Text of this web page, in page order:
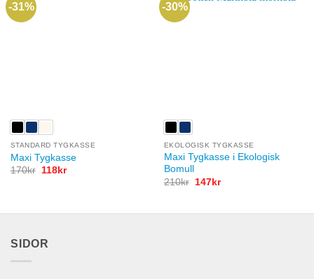
-31%
STANDARD TYGKASSE
Maxi Tygkasse
170kr
Det
118krDet
-30%
EKOLOGISK TYGKASSE
Maxi Tygkasse i Ekologisk
Bomull
210kr
Det
147krDet
SIDOR